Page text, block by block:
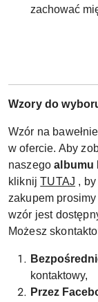
zachować
Wzory do
Wzór na
w ofercie. Aby
naszegoalbumu
kliknijTUTAJ ,
zakupem
wzór jest
Możesz
kontaktowy,
Przez